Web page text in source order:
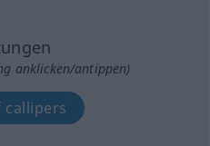
anklicken/antippen)
callipers